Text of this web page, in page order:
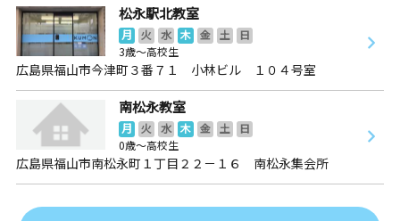
松永駅北教室
月 火 水 木 金 土
日
3歳～高校生
広島県福山市今津町３番７１ 小林ビル １０４号室
南松永教室
月 火 水 木 金 土
日
0歳～高校生
広島県福山市南松永町１丁目２２－１６ 南松永集会所